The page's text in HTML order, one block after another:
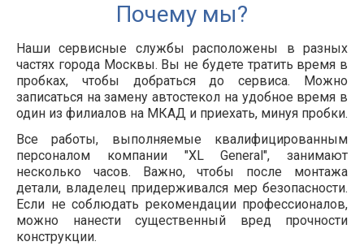
Почему мы?
Наши сервисные службы расположены в разных
частях города Москвы. Вы не будете тратить время в
пробках, чтобы добраться до сервиса. Можно
записаться на замену автостекол на удобное время в
один из филиалов на МКАД и приехать, минуя пробки.
Все работы, выполняемые квалифицированным
персоналом компании "XL General", занимают
несколько часов. Важно, чтобы после монтажа
детали, владелец придерживался мер безопасности.
Если не соблюдать рекомендации профессионалов,
можно нанести существенный вред прочности
конструкции.